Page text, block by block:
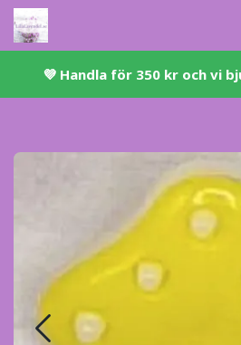
💜 ​Handla för 350 kr och vi